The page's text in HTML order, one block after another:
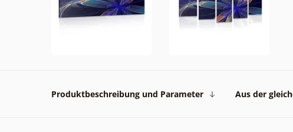
Produktbeschreibung und Parameter Aus der